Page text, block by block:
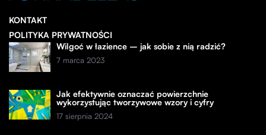
KONTAKT
POLITYKA PRYWATNOŚCI
Wilgoć w łazience – jak sobie z nią radzić?
7 marca 2023
Jak efektywnie oznaczać powierzchnie
wykorzystując tworzywowe wzory i cyfry
17 sierpnia 2024